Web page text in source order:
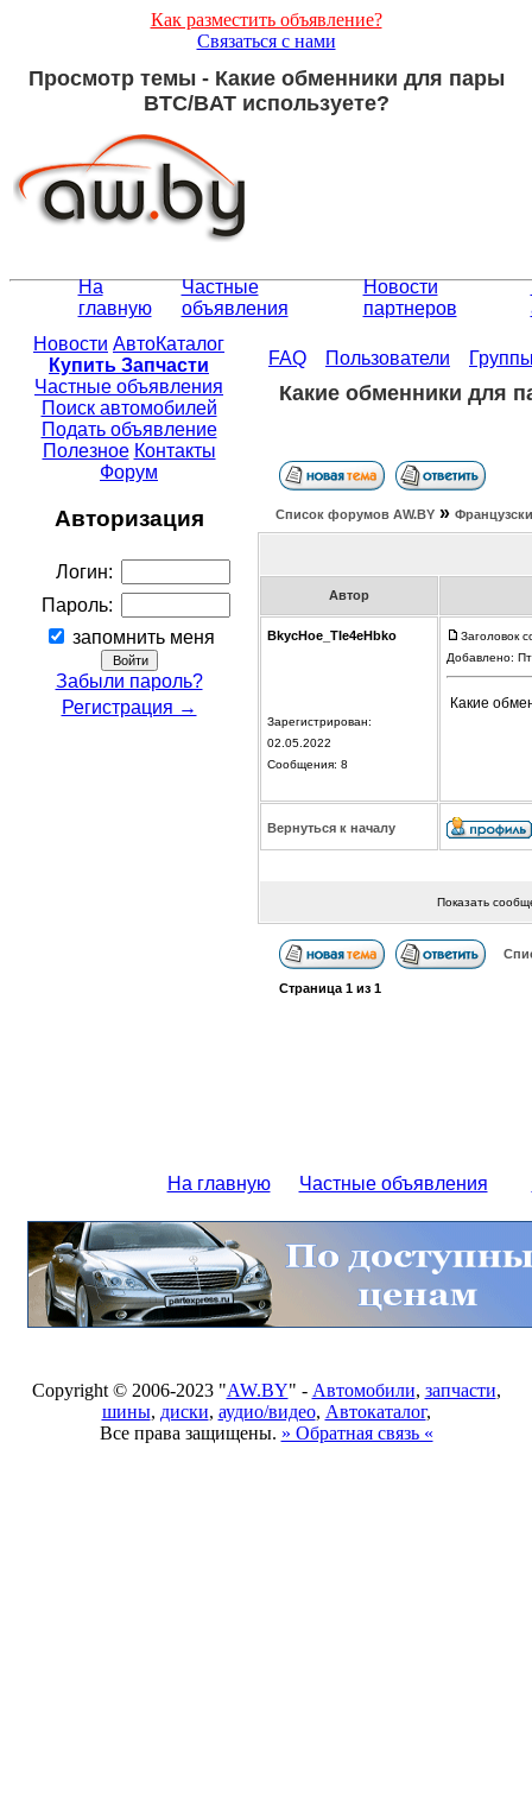
Как разместить объявление?
Связаться с нами
Просмотр темы - Какие обменники для пары
BTC/BAT используете?
На
главную
Частные
объявления
Новости
партнеров
Новости АвтоКаталог
Купить Запчасти
Частные объявления
Поиск автомобилей
Подать объявление
Полезное Контакты
Форум
Авторизация
Логин:
Пароль:
запомнить меня
Забыли пароль?
Регистрация →
FAQ Пользователи
Какие обменники для
Список форумов АW.BY »
Автор
BkycHoe_TIe4eHbko
Зарегистрирован:
02.05.2022
Сообщения: 8
Заголовок
Добавлено:
Какие
Вернуться к началу
Показать
Страница 1из 1
На главную Частные объявления
Copyright © 2006-2023 "AW.BY" - Автомобили, запчасти,
шины, диски, аудио/видео, Автокаталог,
Все права защищены. » Обратная связь «